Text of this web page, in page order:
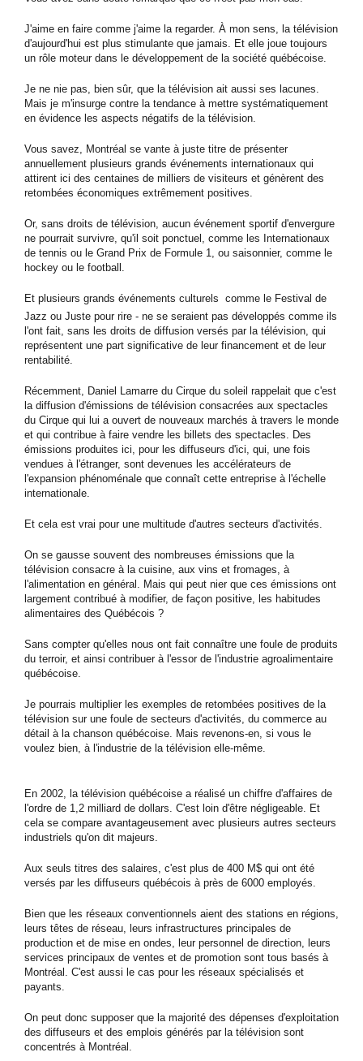
J'aime en faire comme j'aime la regarder. À mon sens, la télévision
d'aujourd'hui est plus stimulante que jamais. Et elle joue toujours
un rôle moteur dans le développement de la société québécoise.
Je ne nie pas, bien sûr, que la télévision ait aussi ses lacunes.
Mais je m'insurge contre la tendance à mettre systématiquement
en évidence les aspects négatifs de la télévision.
Vous savez, Montréal se vante à juste titre de présenter
annuellement plusieurs grands événements internationaux qui
attirent ici des centaines de milliers de visiteurs et génèrent des
retombées économiques extrêmement positives.
Or, sans droits de télévision, aucun événement sportif d'envergure
ne pourrait survivre, qu'il soit ponctuel, comme les Internationaux
de tennis ou le Grand Prix de Formule 1, ou saisonnier, comme le
hockey ou le football.
Et plusieurs grands événements culturels  comme le Festival de
Jazz ou Juste pour rire - ne se seraient pas développés comme ils
l'ont fait, sans les droits de diffusion versés par la télévision, qui
représentent une part significative de leur financement et de leur
rentabilité.
Récemment, Daniel Lamarre du Cirque du soleil rappelait que c'est
la diffusion d'émissions de télévision consacrées aux spectacles
du Cirque qui lui a ouvert de nouveaux marchés à travers le monde
et qui contribue à faire vendre les billets des spectacles. Des
émissions produites ici, pour les diffuseurs d'ici, qui, une fois
vendues à l'étranger, sont devenues les accélérateurs de
l'expansion phénoménale que connaît cette entreprise à l'échelle
internationale.
Et cela est vrai pour une multitude d'autres secteurs d'activités.
On se gausse souvent des nombreuses émissions que la
télévision consacre à la cuisine, aux vins et fromages, à
l'alimentation en général. Mais qui peut nier que ces émissions ont
largement contribué à modifier, de façon positive, les habitudes
alimentaires des Québécois ?
Sans compter qu'elles nous ont fait connaître une foule de produits
du terroir, et ainsi contribuer à l'essor de l'industrie agroalimentaire
québécoise.
Je pourrais multiplier les exemples de retombées positives de la
télévision sur une foule de secteurs d'activités, du commerce au
détail à la chanson québécoise. Mais revenons-en, si vous le
voulez bien, à l'industrie de la télévision elle-même.
En 2002, la télévision québécoise a réalisé un chiffre d'affaires de
l'ordre de 1,2 milliard de dollars. C'est loin d'être négligeable. Et
cela se compare avantageusement avec plusieurs autres secteurs
industriels qu'on dit majeurs.
Aux seuls titres des salaires, c'est plus de 400 M$ qui ont été
versés par les diffuseurs québécois à près de 6000 employés.
Bien que les réseaux conventionnels aient des stations en régions,
leurs têtes de réseau, leurs infrastructures principales de
production et de mise en ondes, leur personnel de direction, leurs
services principaux de ventes et de promotion sont tous basés à
Montréal. C'est aussi le cas pour les réseaux spécialisés et
payants.
On peut donc supposer que la majorité des dépenses d'exploitation
des diffuseurs et des emplois générés par la télévision sont
concentrés à Montréal.